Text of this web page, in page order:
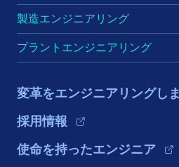
製造エンジニアリング
プラントエンジニアリング
変革をエンジニアリングし
採用情報
使命を持ったエンジニア